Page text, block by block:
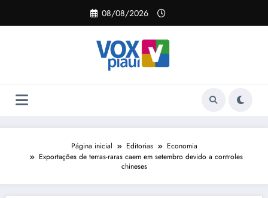
o
08/08/2026
Página inicial Editorias
Economia
Exportações de terras-raras caem em setembro devido a controles
chineses